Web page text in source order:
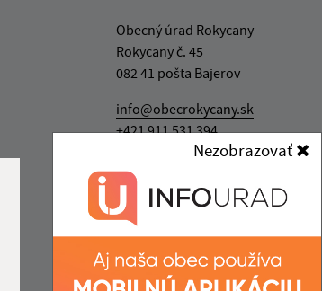
Nezobrazovať
Obecný úrad Rokycany
Rokycany č. 45
082 41 pošta Bajerov
info@obecrokycany.sk
+421 911 531 394
IČO: 00327701